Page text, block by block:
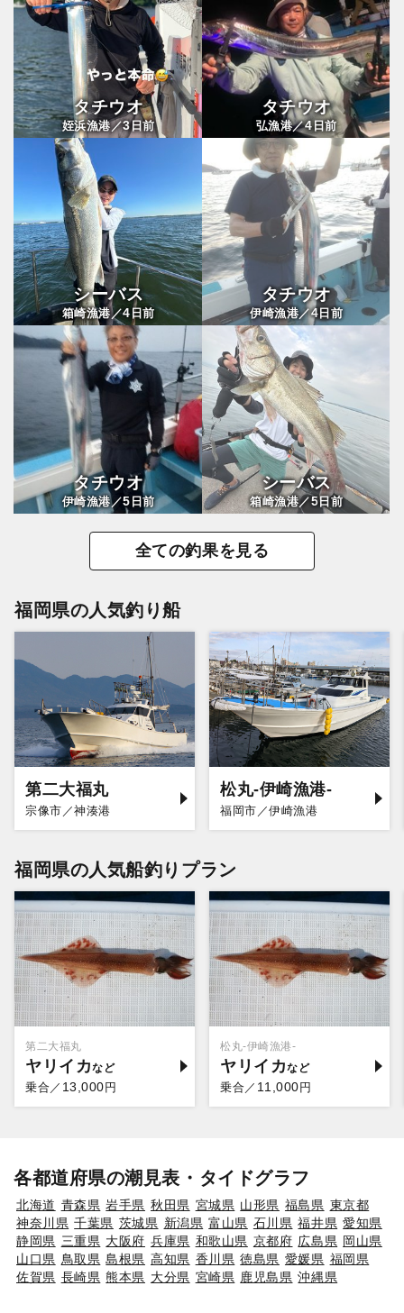
タチウオ
姪浜漁港／3日前
タチウオ
弘漁港／4日前
シーバス
箱崎漁港／4 日前
タチウオ
伊崎漁港／4 日前
タチウオ
伊崎漁港／5 日前
シーバス
箱崎漁港／5日前
全ての釣果を見る
福岡県の人気釣り船
第二大福丸
宗像市／神湊港
松丸-伊崎漁港-
福岡市／伊崎漁港
福岡県の人気船釣りプラン
第二大福丸
ヤリイカ
乗合／ 13,000円
松丸-伊崎漁港-
ヤリイカ
乗合／ 11,000円
各都道府県の潮見表・タイドグラフ
北海道 青森県 岩手県 秋田県 宮城県 山形県 福島県 東京都
神奈川県 千葉県 茨城県 新潟県 富山県 石川県 福井県 愛知県
静岡県 三重県 大阪府 兵庫県 和歌山県 京都府 広島県 岡山県
山口県 鳥取県 島根県 高知県 香川県 徳島県 愛媛県 福岡県
佐賀県 長崎県 熊本県 大分県 宮崎県 鹿児島県 沖縄県